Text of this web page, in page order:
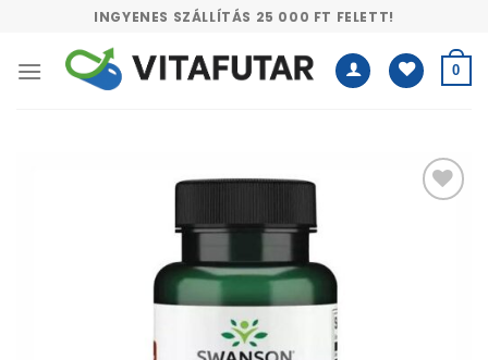
content
INGYENES SZÁLLÍTÁS 25 000 FT FELETT!
0